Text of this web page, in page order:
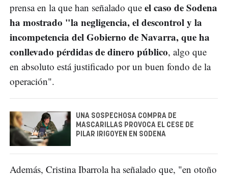
prensa en la que han señalado que el caso de Sodena
ha mostrado "la negligencia, el descontrol y la
incompetencia del Gobierno de Navarra, que ha
conllevado pérdidas de dinero público, algo que
en absoluto está justificado por un buen fondo de la
operación".
UNA SOSPECHOSA COMPRA DE
MASCARILLAS PROVOCA EL CESE DE
PILAR IRIGOYEN EN SODENA
Además, Cristina Ibarrola ha señalado que, "en otoño